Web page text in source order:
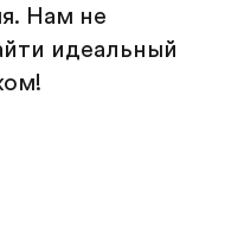
Нам не
идеальный